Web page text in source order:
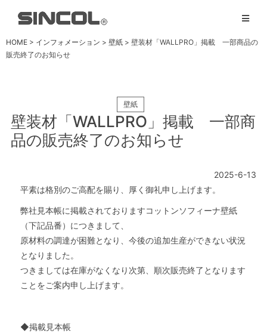
HOME > インフォメーション > 壁紙 > 壁装材「WALLPRO」掲載 一部商品の
販売終了のお知らせ
壁紙
壁装材「WALLPRO」掲載 一部商
品の販売終了のお知らせ
2025-6-13
平素は格別のご高配を賜り、厚く御礼申し上げます。
弊社見本帳に掲載されておりますコットンソフィーナ壁紙
（下記品番）につきまして、
原材料の調達が困難となり、今後の追加生産ができない状況
となりました。
つきましては在庫がなくなり次第、順次販売終了となります
ことをご案内申し上げます。
◆掲載見本帳